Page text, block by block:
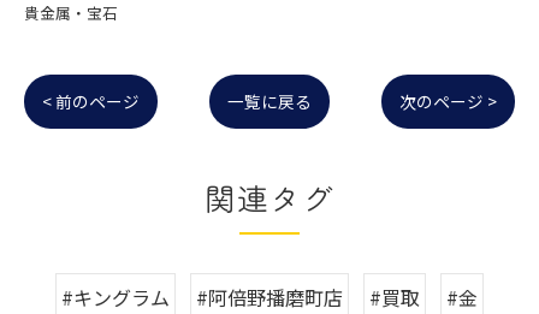
貴金属・宝石
< 前のページ 一覧に戻る 次のページ >
関連タグ
#キングラム #阿倍野播磨町店 #買取 #金